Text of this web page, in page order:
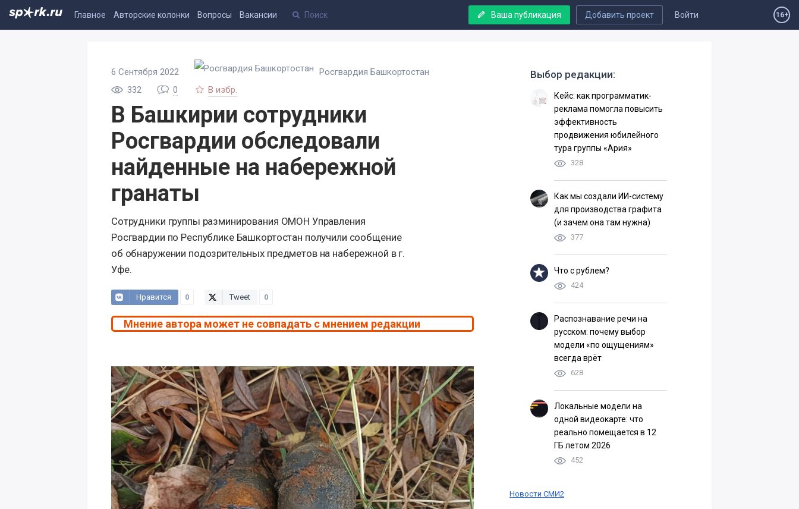
Войти
Добавить проект
Главное Авторские колонки Вопросы Вакансии Ваша публикация 16+
Выбор редакции:
Кейс: как программатик-
реклама помогла повысить
эффективность
продвижения юбилейного
тура группы «Ария»
328
Как мы создали ИИ-систему
для производства графита
(и зачем она там нужна)
377
Что с рублем?
424
Распознавание речи на
русском: почему выбор
модели «по ощущениям»
всегда врёт
628
Локальные модели на
одной видеокарте: что
реально помещается в 12
ГБ летом 2026
452
Новости СМИ2
6 Сентября 2022
Росгвардия Башкортостан
332
0 В избр.
В Башкирии сотрудники
Росгвардии обследовали
найденные на набережной
гранаты
Сотрудники группы разминирования ОМОН Управления
Росгвардии по Республике Башкортостан получили сообщение
об обнаружении подозрительных предметов на набережной в г.
Уфе.
Нравится 0 Tweet 0
Мнение автора может не совпадать с мнением редакции